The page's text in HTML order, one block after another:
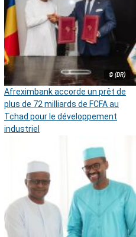
© (DR)
Afreximbank accorde un prêt de
plus de 72 milliards de FCFA au
Tchad pour le développement
industriel